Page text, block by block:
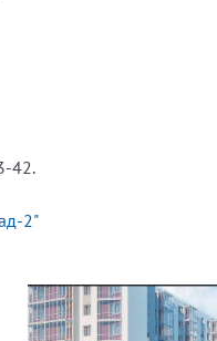
42.
2"